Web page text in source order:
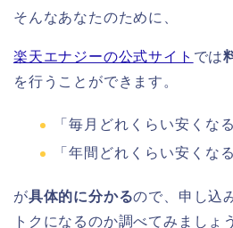
そんなあなたのために、
楽天エナジーの公式サイト では
を行うことができます。
「毎月どれくらい安くな
「年間どれくらい安くな
が具体的に分かるので、申し込
トクになるのか調べてみましょ